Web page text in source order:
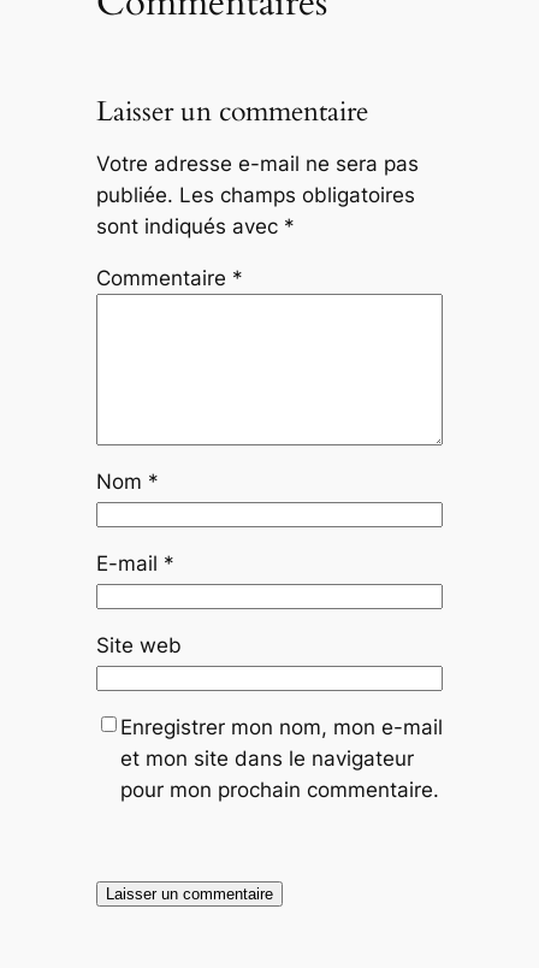
Laisser un commentaire
Votre adresse e-mail ne sera pas
publiée. Les champs obligatoires
sont indiqués avec *
Commentaire *
Nom *
E-mail *
Site web
Enregistrer mon nom, mon e-mail
et mon site dans le navigateur
pour mon prochain commentaire.